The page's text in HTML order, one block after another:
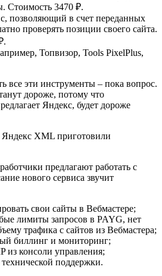
Стоимость 3470 ₽.
позволяющий в счет переданных
проверять позиции своего сайта.
Топвизор, Tools PixelPlus,
все эти инструменты – пока вопрос.
дороже, потому что
Яндекс, будет дороже
Яндекс XML приготовили
предлагают работать с
нового сервиса звучит
свои сайты в Вебмастере;
лимиты запросов в PAYG, нет
трафика с сайтов из Вебмастера;
биллинг и мониторинг;
из консоли управления;
поддержки.